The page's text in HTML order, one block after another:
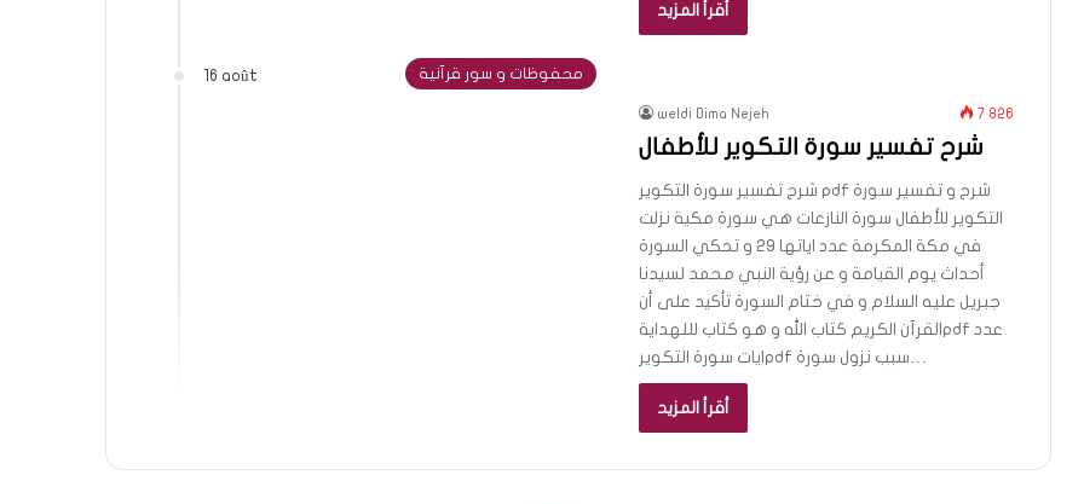
أقرأ المزيد
16 août محفوظات و سور قرآنية
weldi Dima Nejeh 7 826
شرح تفسير سورة التكوير للأطفال
شرح تفسير سورة التكوير pdf شرح و تفسير سورة
التكوير للأطفال سورة النازعات هي سورة مكية نزلت
في مكة المكرمة عدد اياتها 29 و تحكي السورة
أحداث يوم القيامة و عن رؤية النبي محمد لسيدنا
جبريل عليه السلام و في ختام السورة تأكيد على أن
القرآن الكريم كتاب الله و هو كتاب لللهدايةpdf عدد
ايات سورة التكويرpdf سبب نزول سورة…
أقرأ المزيد